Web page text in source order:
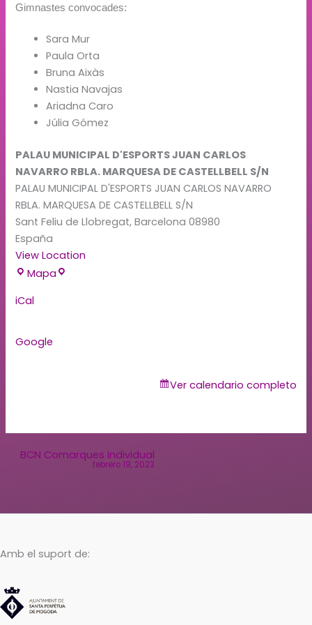
Gimnastes convocades:
Sara Mur
Paula Orta
Bruna Aixàs
Nastia Navajas
Ariadna Caro
Júlia Gómez
PALAU MUNICIPAL D'ESPORTS JUAN CARLOS
NAVARRO RBLA. MARQUESA DE CASTELLBELL S/N
PALAU MUNICIPAL D'ESPORTS JUAN CARLOS NAVARRO
RBLA. MARQUESA DE CASTELLBELL S/N
Sant Feliu de Llobregat,Barcelona 08980
España
View Location
Mapa
iCal
Google
Ver calendario completo
BCN Comarques Individual
febrero 19, 2023
Amb el suport de: